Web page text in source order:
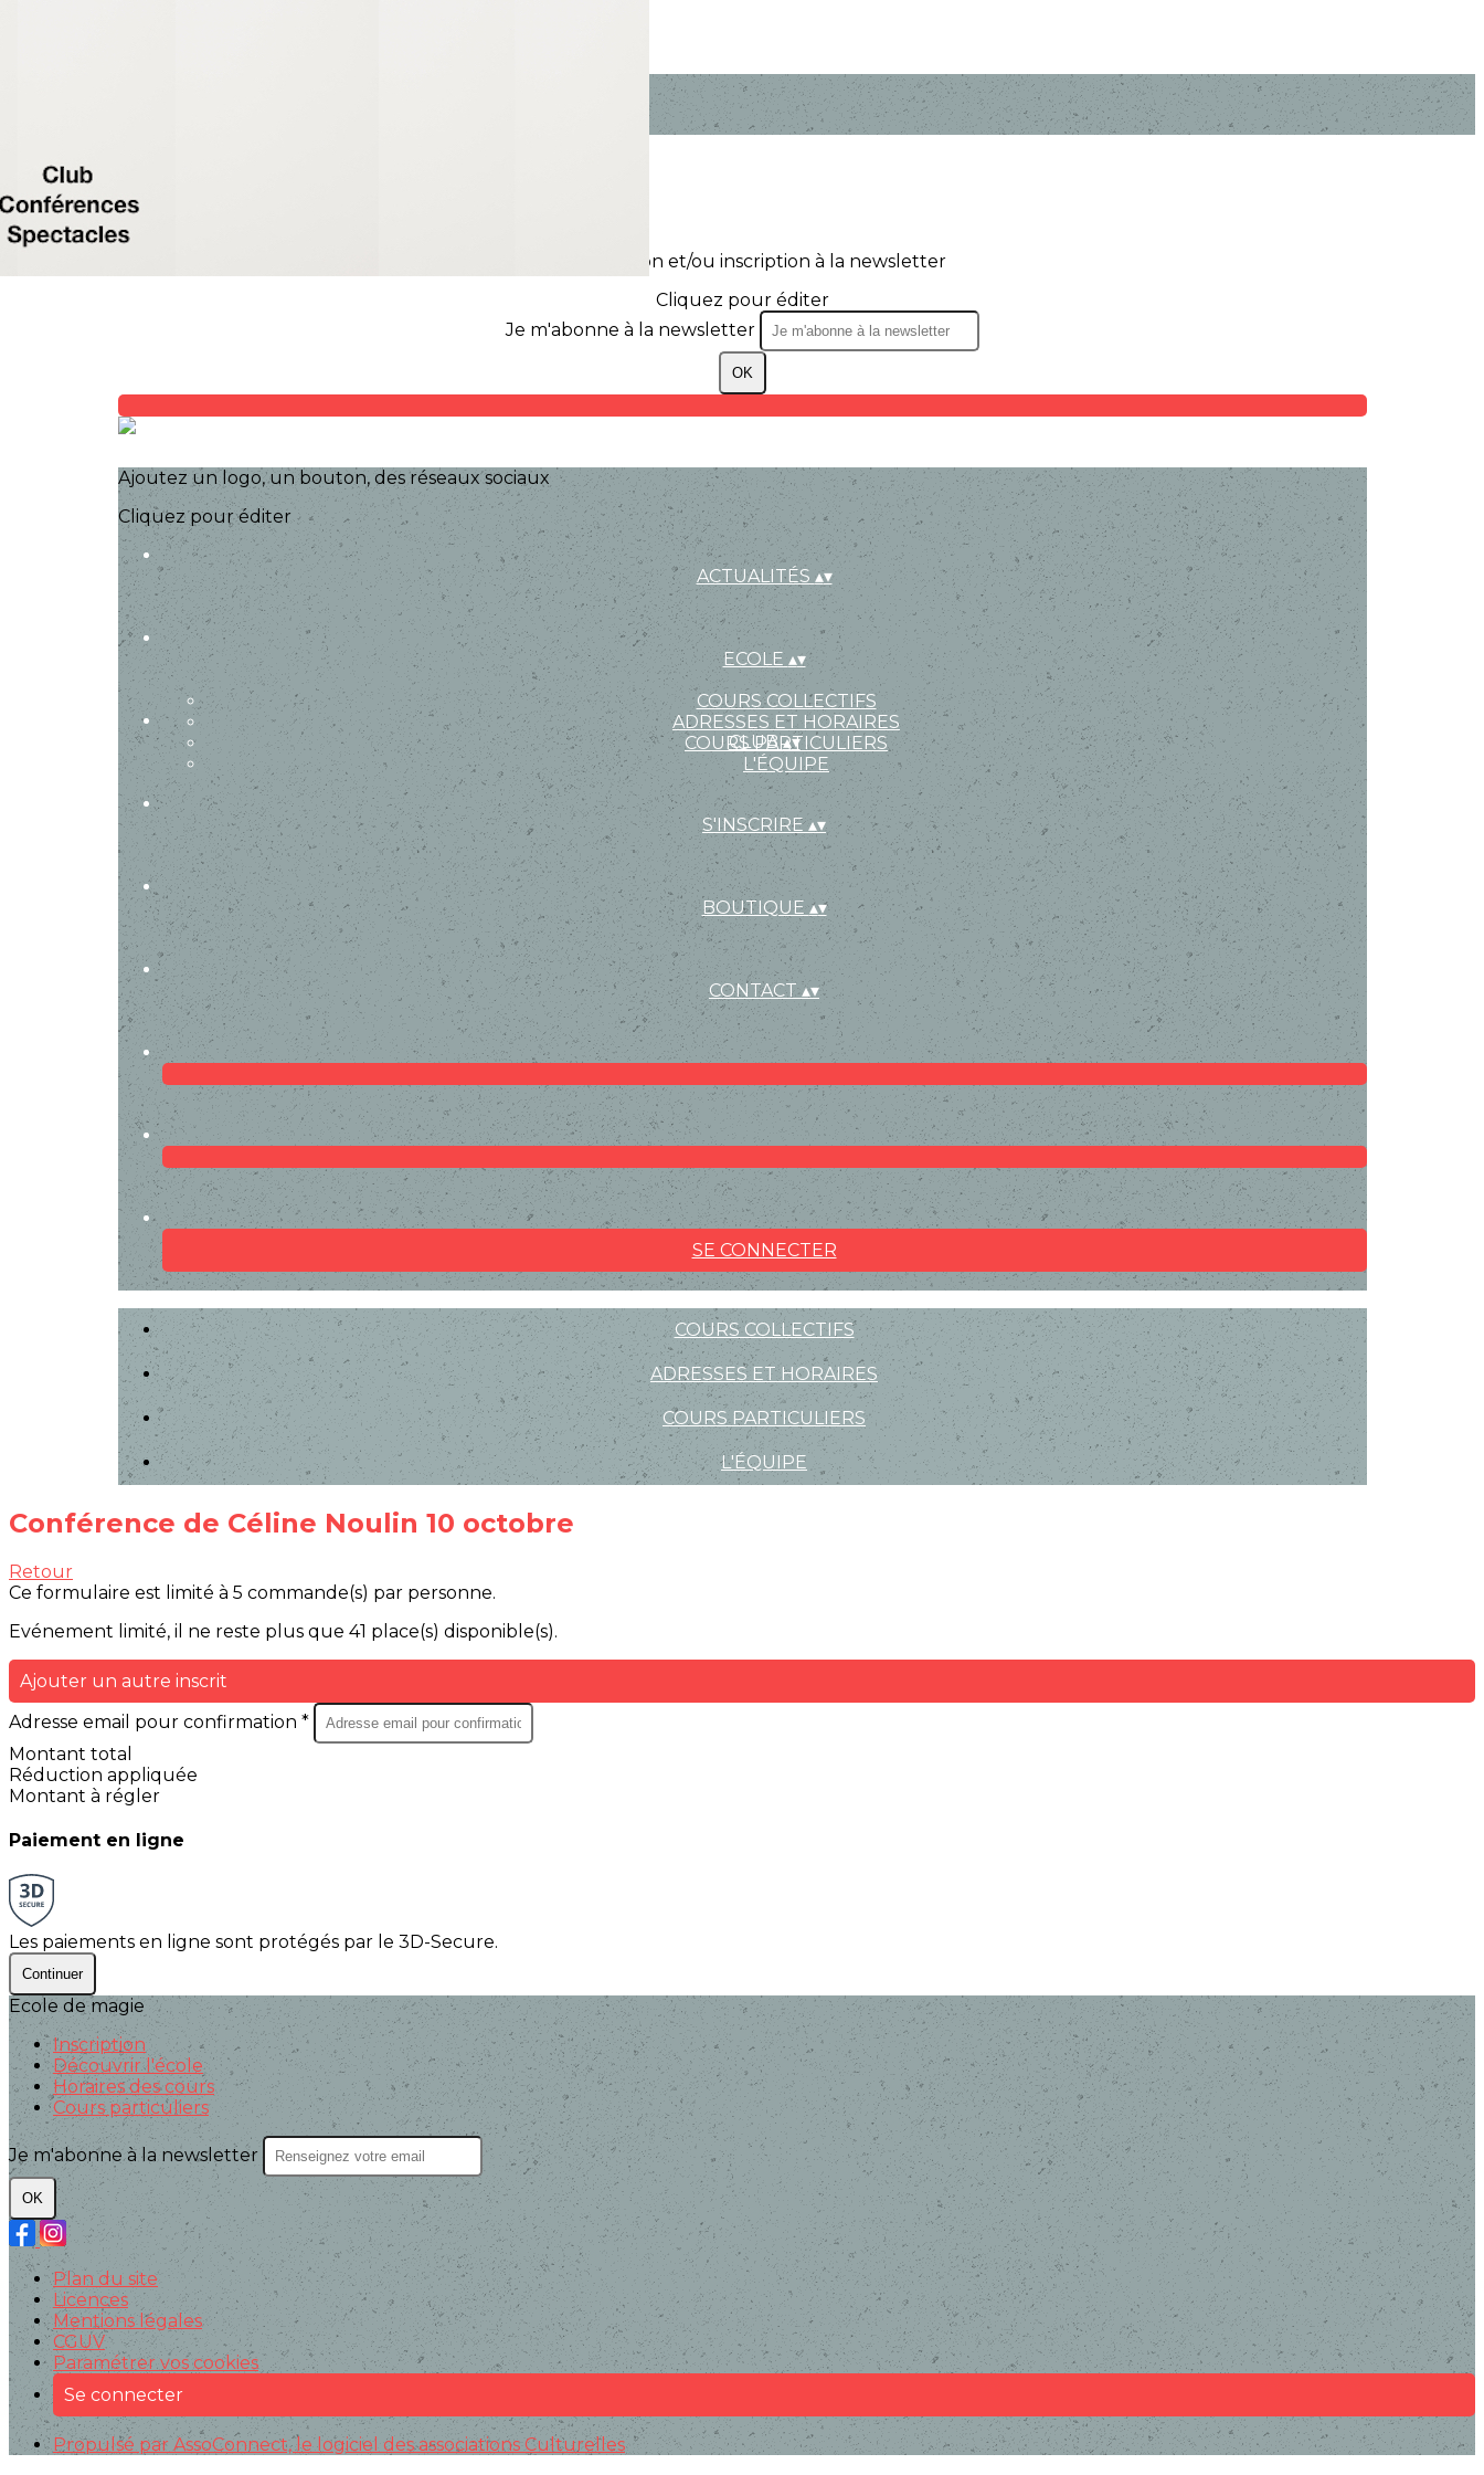
Texte, bouton et/ou inscription à la newsletter
Cliquez pour éditer
Je m'abonne à la newsletter
OK
Ajoutez un logo, un bouton, des réseaux sociaux
Cliquez pour éditer
ACTUALITÉS ▴▾
ECOLE ▴▾
COURS COLLECTIFS
ADRESSES ET HORAIRES
COURS PARTICULIERS
L'ÉQUIPE
CLUB▴▾
S'INSCRIRE▴▾
BOUTIQUE▴▾
CONTACT▴▾
SE CONNECTER
COURS COLLECTIFS
ADRESSES ET HORAIRES
COURS PARTICULIERS
L'ÉQUIPE
Conférence de Céline Noulin 10 octobre
Retour
Ce formulaire est limité à 5 commande(s) par personne.
Evénement limité, il ne reste plus que 41 place(s) disponible(s).
Ajouter un autre inscrit
Adresse email pour confirmation *
Montant total
Réduction appliquée
Montant à régler
Paiement en ligne
Les paiements en ligne sont protégés par le 3D-Secure.
Continuer
Ecole de magie
Inscription
Découvrir l'école
Horaires des cours
Cours particuliers
Je m'abonne à la newsletter
OK
Plan du site
Licences
Mentions légales
CGUV
Paramétrer vos cookies
Se connecter
Propulsé par AssoConnect, le logiciel des associations Culturelles